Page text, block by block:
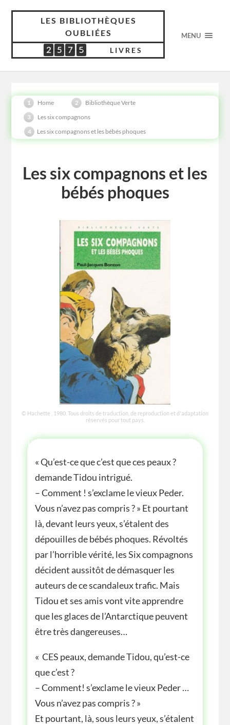
LES BIBLIOTHÈQUES
OUBLIÉES
2
5
2 5
5
5
5 7
4
7 5
3
5 LIVRES
MENU
Home
Bibliothèque Verte
Les six compagnons
Les six compagnons et les bébés phoques
Les six compagnons et les
bébés phoques
© Hachette , 1980. Tous droits de traduction, de reproduction et d'adaptation
réservés pour tout pays.
HISTOIRE
« Qu’est-ce que c’est que ces peaux ?
demande Tidou intrigué.
– Comment ! s’exclame le vieux Peder.
Vous n’avez pas compris ? » Et pourtant
là, devant leurs yeux, s’étalent des
dépouilles de bébés phoques. Révoltés
par l’horrible vérité, les Six compagnons
décident aussitôt de démasquer les
auteurs de ce scandaleux trafic. Mais
Tidou et ses amis vont vite apprendre
que les glaces de l’Antarctique peuvent
être très dangereuses…
« CES peaux, demande Tidou, qu’est-ce
que c’est ?
– Comment! s’exclame le vieux Peder …
Vous n’avez pas compris ? »
Et pourtant, là, sous leurs yeux, s’étalent